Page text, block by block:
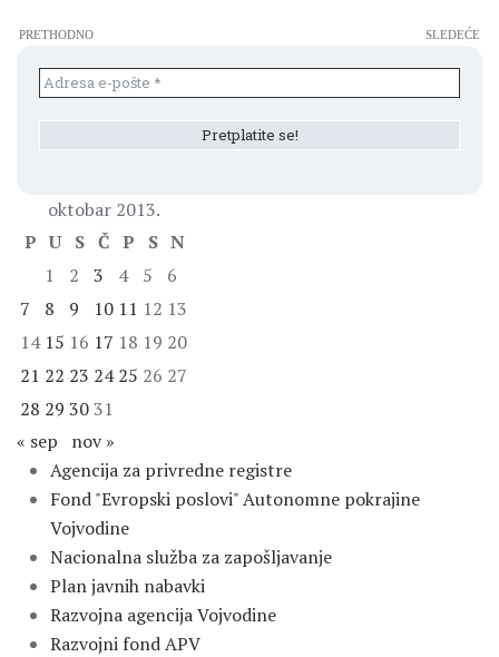
PRETHODNO SLEDEĆE
oktobar 2013.
P U S Č P S N
1
2 3 4 5
6
7
8 9 10 11 12 13
14 15 16 17 18 19 20
21 22 23 24 25 26 27
28 29 30 31
« sep
nov »
Agencija za privredne registre
Fond "Evropski poslovi" Autonomne pokrajine
Vojvodine
Nacionalna služba za zapošljavanje
Plan javnih nabavki
Razvojna agencija Vojvodine
Razvojni fond APV